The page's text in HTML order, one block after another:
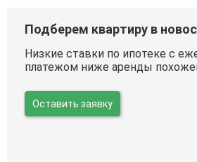
Подберем квартиру в
Низкие ставки по ипотеке с
платежом ниже аренды
Оставить заявку